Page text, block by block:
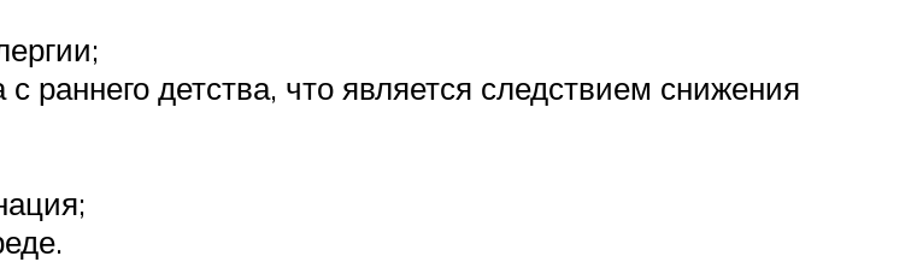
раннего детства, что является следствием снижения